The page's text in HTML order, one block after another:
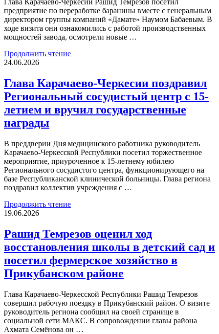
Глава Карачаево-Черкесии Рашид Темрезов посетил
предприятие по переработке баранины вместе с генеральным
директором группы компаний «Дамате» Наумом Бабаевым. В
ходе визита они ознакомились с работой производственных
мощностей завода, осмотрели новые …
Продолжить чтение
24.06.2026
Глава Карачаево-Черкесии поздравил
Региональный сосудистый центр с 15-
летием и вручил государственные
награды
В преддверии Дня медицинского работника руководитель
Карачаево-Черкесской Республики посетил торжественное
мероприятие, приуроченное к 15-летнему юбилею
Регионального сосудистого центра, функционирующего на
базе Республиканской клинической больницы. Глава региона
поздравил коллектив учреждения с …
Продолжить чтение
19.06.2026
Рашид Темрезов оценил ход
восстановления школы в детский сад и
посетил фермерское хозяйство в
Прикубанском районе
Глава Карачаево-Черкесской Республики Рашид Темрезов
совершил рабочую поездку в Прикубанский район. О визите
руководитель региона сообщил на своей странице в
социальной сети МАКС. В сопровождении главы района
Ахмата Семёнова он …